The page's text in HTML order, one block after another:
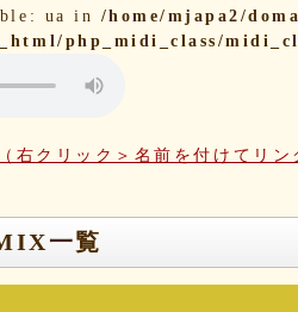
ua in /home/mjapa2/
php_midi_class/
クリック＞名前を付けてリン
一覧